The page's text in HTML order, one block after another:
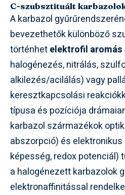
C-szubsztituált
A karbazol
bevezethetők különböző
történhetelektrofil
halogénezés, nitrálás,
alkilezés/acilálás) vagy
keresztkapcsolási
típusa és pozíciója
karbazol származékok
abszorpció) és
képesség, redox potenciál)
a halogénezett karbazolok
elektronaffinitással